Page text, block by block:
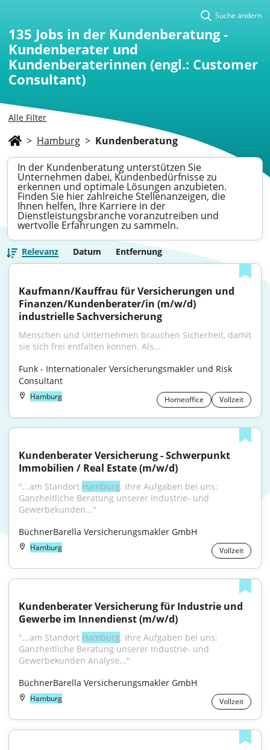
Alle Filter
Suche ändern
135 Jobs in der Kundenberatung -
Kundenberater und
Kundenberaterinnen (engl.: Customer
Consultant)
> Hamburg > Kundenberatung
In der Kundenberatung unterstützen Sie
Unternehmen dabei, Kundenbedürfnisse zu
erkennen und optimale Lösungen anzubieten.
Finden Sie hier zahlreiche Stellenanzeigen, die
Ihnen helfen, Ihre Karriere in der
Dienstleistungsbranche voranzutreiben und
wertvolle Erfahrungen zu sammeln.
Relevanz Datum Entfernung
Kaufmann/Kauffrau für Versicherungen und
Finanzen/Kundenberater/in (m/w/d)
industrielle Sachversicherung
Menschen und Unternehmen brauchen Sicherheit, damit
sie sich frei entfalten können. Als...
Funk - Internationaler Versicherungsmakler und Risk
Consultant
Hamburg Homeoffice Vollzeit
Kundenberater Versicherung - Schwerpunkt
Immobilien / Real Estate (m/w/d)
"...am Standort Hamburg. Ihre Aufgaben bei uns:
Ganzheitliche Beratung unserer Industrie- und
Gewerbekunden..."
BüchnerBarella Versicherungsmakler GmbH
Hamburg Vollzeit
Kundenberater Versicherung für Industrie und
Gewerbe im Innendienst (m/w/d)
"...am Standort Hamburg. Ihre Aufgaben bei uns:
Ganzheitliche Beratung unserer Industrie- und
Gewerbekunden Analyse..."
BüchnerBarella Versicherungsmakler GmbH
Hamburg Vollzeit